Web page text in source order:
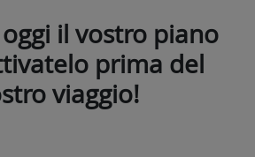
il vostro piano
prima del
viaggio!